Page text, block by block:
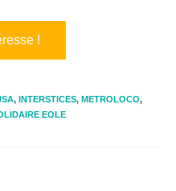
!
, INTERSTICES, METROLOCO,
EOLE